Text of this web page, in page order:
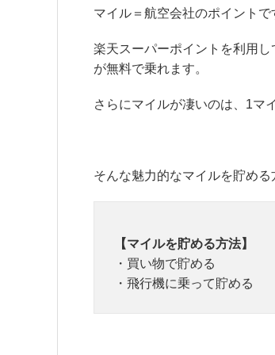
マイル＝航空会社のポイントで
楽天スーパーポイントを利用
が無料で乗れます。
さらにマイルが凄いのは、1マ
そんな魅力的なマイルを貯める
【マイルを貯める方法】
・買い物で貯める
・飛行機に乗って貯める